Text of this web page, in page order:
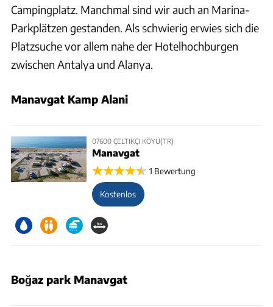
Campingplatz. Manchmal sind wir auch an Marina-
Parkplätzen gestanden. Als schwierig erwies sich die
Platzsuche vor allem nahe der Hotelhochburgen
zwischen Antalya und Alanya.
Manavgat Kamp Alani
07600 ÇELTIKÇI KÖYÜ(TR)
Manavgat
1 Bewertung
Kostenlos
Boğaz park Manavgat